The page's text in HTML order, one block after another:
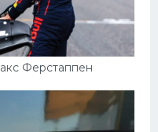
Ферстаппен